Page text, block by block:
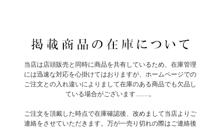
当店は店頭販売と同時に商品を共有しているため、在庫管理
には迅速な対応を心掛けてはおりますが、ホームページでの
ご注文との入れ違いによりまして在庫のある商品でも欠品し
ている場合がございます.........。
ご注文を頂戴した時点で在庫確認後、改めまして当店よりご
連絡をさせていただきます。万が一売り切れの際はご連絡後